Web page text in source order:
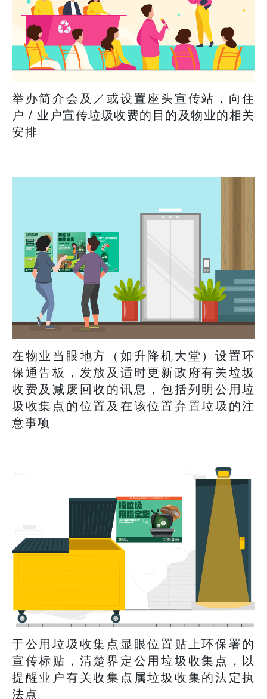
举办简介会及／或设置座头宣传站，向住
户 / 业户宣传垃圾收费的目的及物业的相关
安排
在物业当眼地方（如升降机大堂）设置环
保通告板，发放及适时更新政府有关垃圾
收费及减废回收的讯息，包括列明公用垃
圾收集点的位置及在该位置弃置垃圾的注
意事项
于公用垃圾收集点显眼位置贴上环保署的
宣传标贴，清楚界定公用垃圾收集点，以
提醒业户有关收集点属垃圾收集的法定执
法点